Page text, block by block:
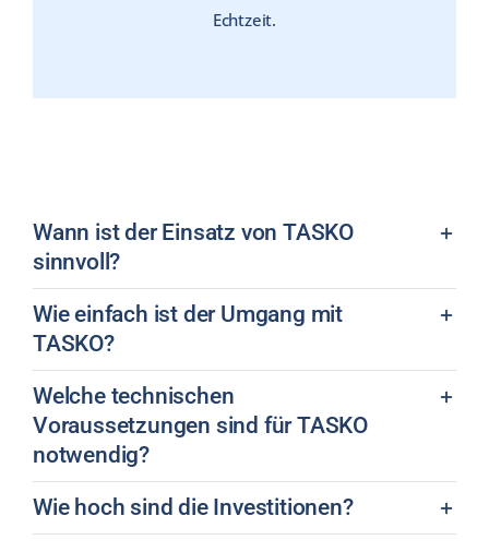
Echtzeit.
Wann ist der Einsatz von TASKO
sinnvoll?
Wie einfach ist der Umgang mit
TASKO?
Welche technischen
Voraussetzungen sind für TASKO
notwendig?
Wie hoch sind die Investitionen?